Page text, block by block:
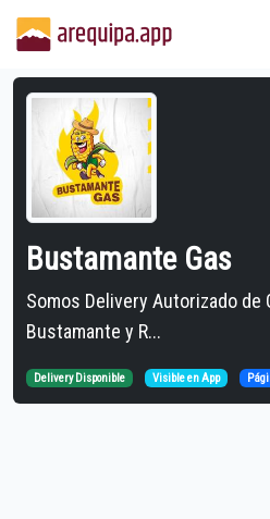
Bustamante Gas
Somos Delivery Autorizado
Bustamante y R...
Delivery Disponible Visible en App